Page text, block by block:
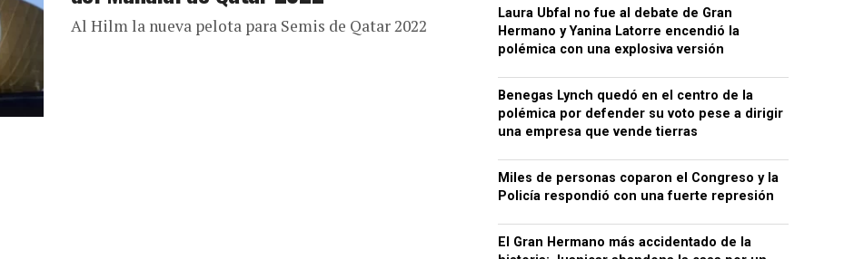
Al Hilm la nueva pelota para Semis de Qatar 2022
Laura Ubfal no fue al debate de Gran
Hermano y Yanina Latorre encendió la
polémica con una explosiva versión
Benegas Lynch quedó en el centro de la
polémica por defender su voto pese a dirigir
una empresa que vende tierras
Miles de personas coparon el Congreso y la
Policía respondió con una fuerte represión
El Gran Hermano más accidentado de la